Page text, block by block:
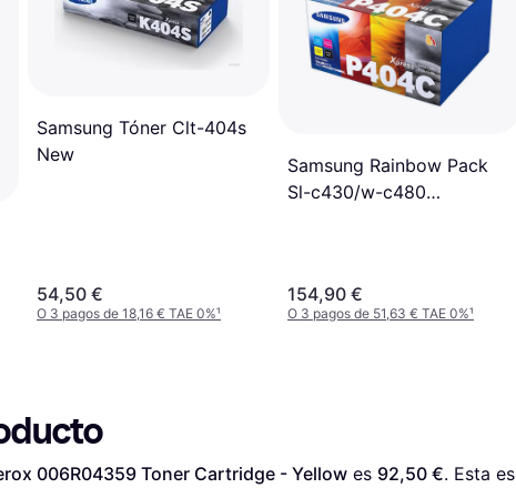
Samsung Tóner Clt-404s
New
54,50 €
O 3 pagos de 18,16 € TAE 0%¹
Samsung Rainbow Pack
Sl-c430/w-c480
154,90 €
O 3 pagos de 51,63 € TAE 0%¹
006R04359 Toner Cartridge - Yellow es 92,50 €. Esta es